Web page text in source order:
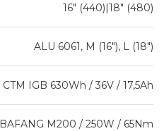
16" (440)|18" (480)
ALU 6061, M (16"), L (18")
CTM IGB 630Wh / 36V / 17,5Ah
BAFANG M200 / 250W / 65Nm